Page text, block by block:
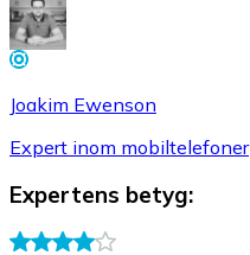
Joakim Ewenson
Expert inom mobiltelefoner
Expertens betyg: